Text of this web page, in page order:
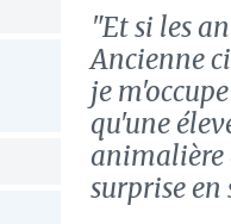
"Et si les
Ancienne
je
qu'une
animalière
surprise en